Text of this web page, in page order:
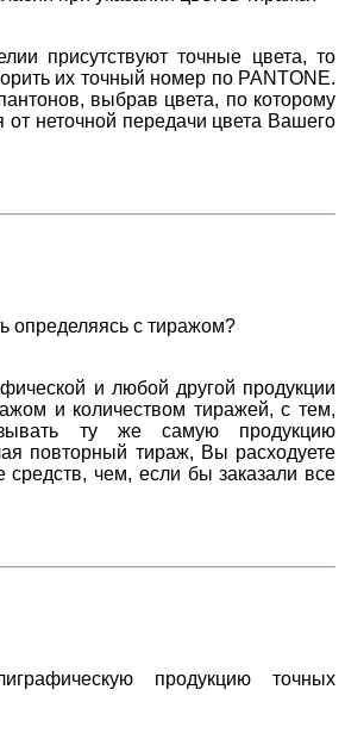
присутствуют точные цвета, то
их точный номер по PANTONE.
выбрав цвета, по которому
от неточной передачи цвета Вашего
определяясь с тиражом?
и любой другой продукции
и количеством тиражей, с тем,
ту же самую продукцию
повторный тираж, Вы расходуете
средств, чем, если бы заказали все
продукцию точных